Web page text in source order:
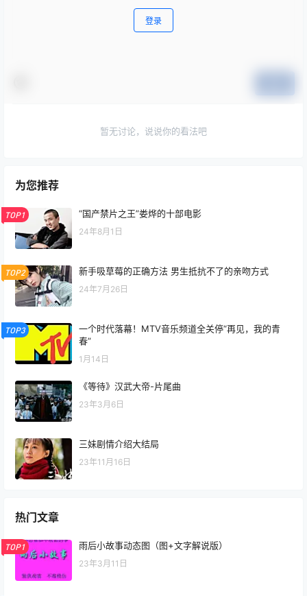
登录
暂无讨论，说说你的看法吧
为您推荐
TOP1 “国产禁片之王”娄烨的十部电影
24年8月1日
TOP2 新手吸草莓的正确方法 男生抵抗不了的亲吻方式
24年7月26日
TOP3
一个时代落幕！MTV音乐频道全关停“再见，我的青
春”
1月14日
《等待》汉武大帝-片尾曲
23年3月6日
三妹剧情介绍大结局
23年11月16日
热门文章
TOP1 雨后小故事动态图（图+文字解说版）
23年3月11日